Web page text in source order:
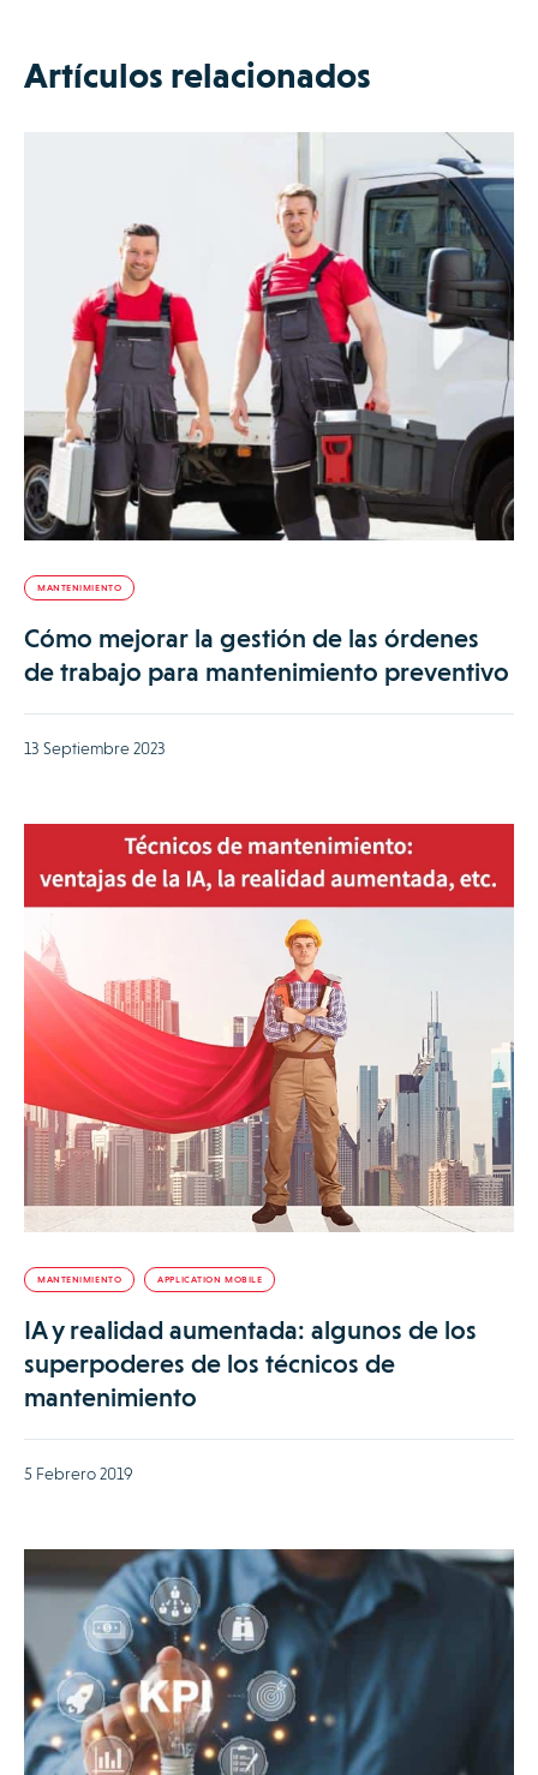
Artículos relacionados
MANTENIMIENTO
Cómo mejorar la gestión de las órdenes
de trabajo para mantenimiento preventivo
13 Septiembre 2023
MANTENIMIENTO APPLICATION MOBILE
IA y realidad aumentada: algunos de los
superpoderes de los técnicos de
mantenimiento
5 Febrero 2019